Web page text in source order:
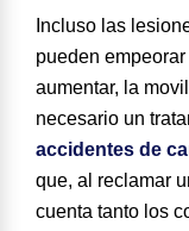
Incluso las
pueden
aumentar, la
necesario un
accidentes de
que, al reclamar
cuenta tanto los